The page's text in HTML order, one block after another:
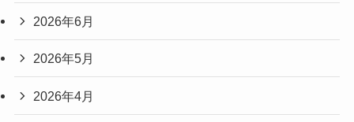
2026年6月
2026年5月
2026年4月